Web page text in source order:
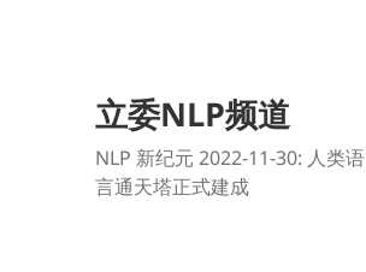
立委NLP频道
NLP 新纪元 2022-11-30: 人类语
言通天塔正式建成